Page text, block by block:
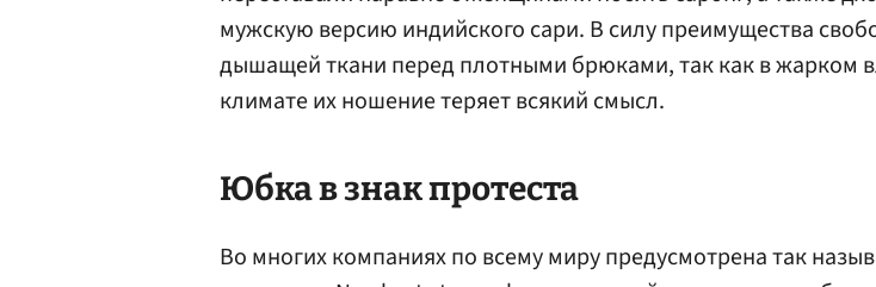
мужскую версию индийского сари. В силу преимущества
дышащей ткани перед плотными брюками, так как в жарком
климате их ношение теряет всякий смысл.
Юбка в знак протеста
Во многих компаниях по всему миру предусмотрена так